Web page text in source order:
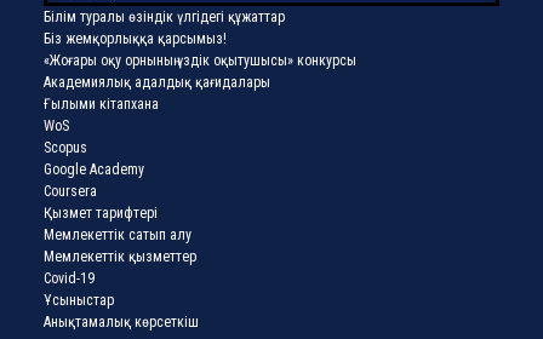
Білім туралы өзіндік үлгідегі құжаттар
Біз жемқорлыққа қарсымыз!
«Жоғары оқу орнының үздік оқытушысы» конкурсы
Академиялық адалдық қағидалары
Ғылыми кітапхана
WoS
Scopus
Google Academy
Coursera
Қызмет тарифтері
Мемлекеттік сатып алу
Мемлекеттік қызметтер
Covid-19
Ұсыныстар
Анықтамалық көрсеткіш